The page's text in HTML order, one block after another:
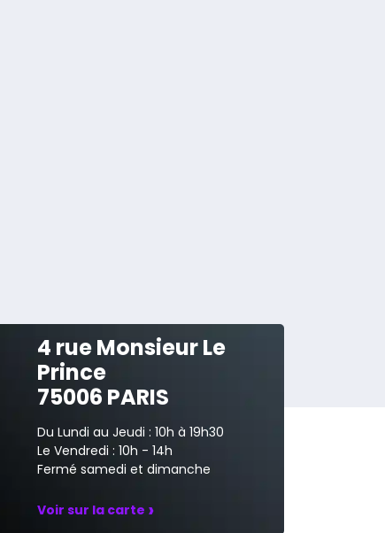
4 rue Monsieur Le
Prince
75006 PARIS
Du Lundi au Jeudi : 10h à 19h30
Le Vendredi : 10h - 14h
Fermé samedi et dimanche
Voir sur la carte ›